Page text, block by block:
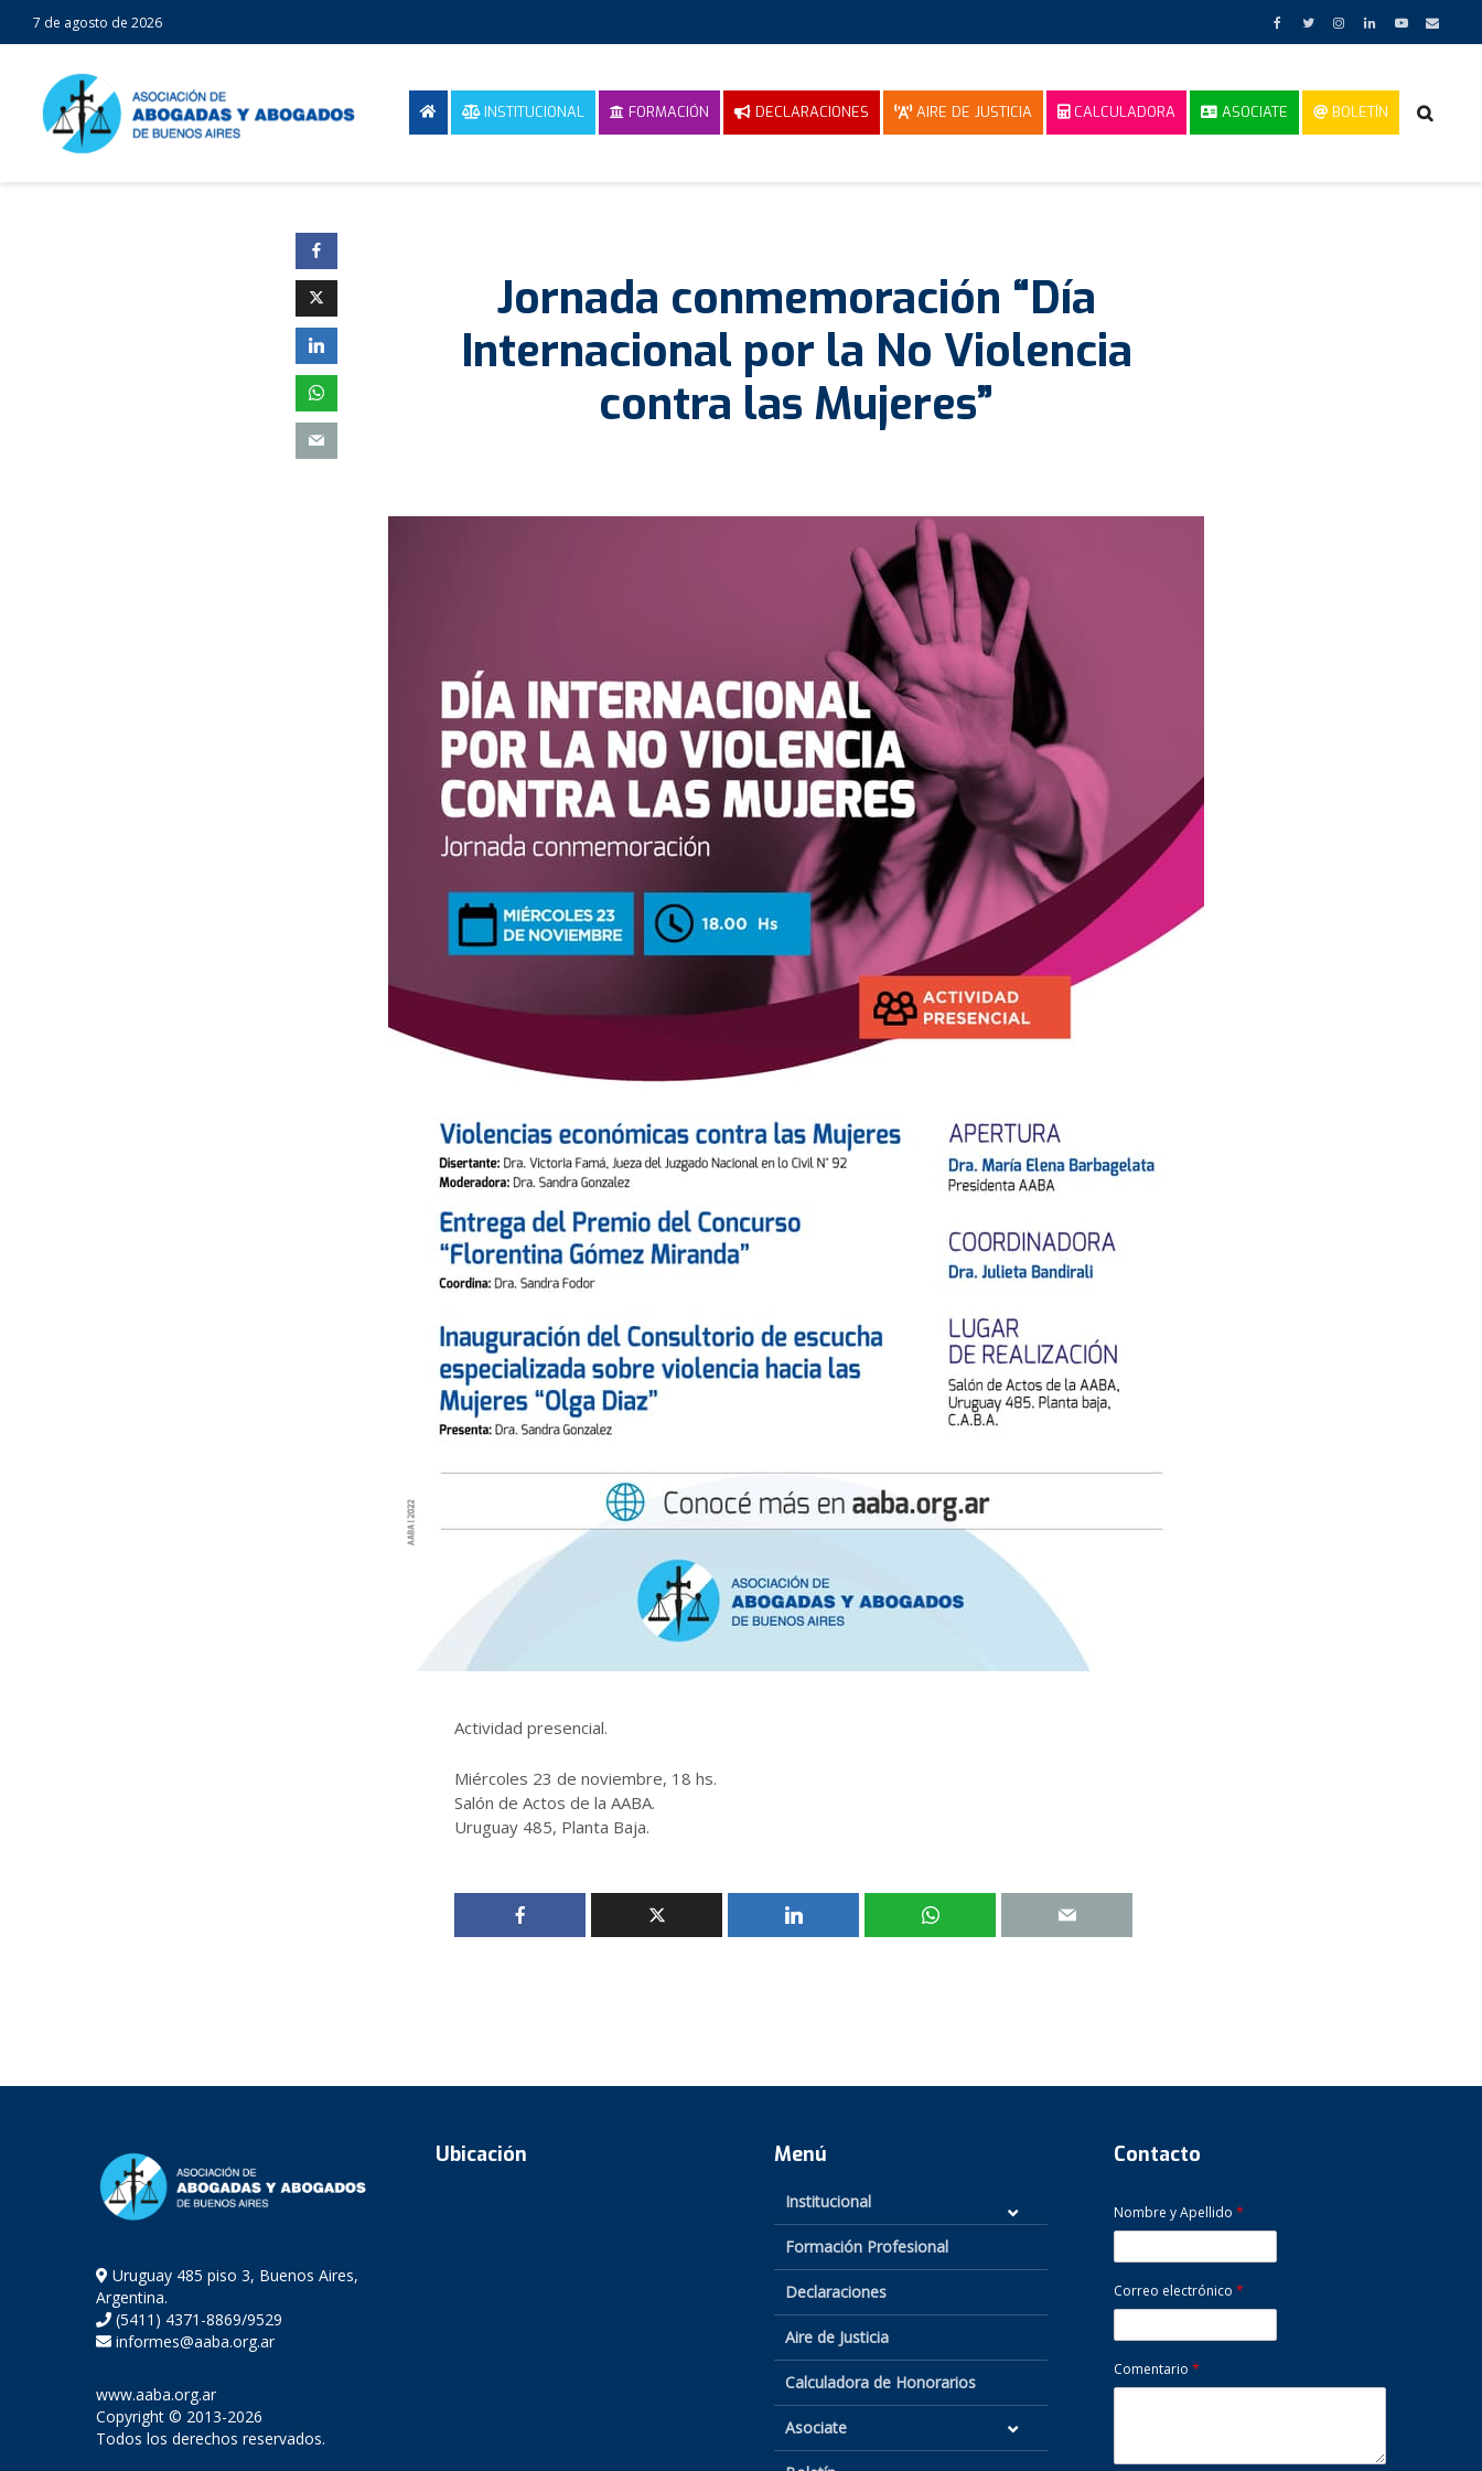
7 de agosto de 2026
INSTITUCIONAL FORMACIÓN DECLARACIONES AIRE DE JUSTICIA CALCULADORA ASOCIATE BOLETÍN
Jornada conmemoración “Día
Internacional por la No Violencia
contra las Mujeres”
Actividad presencial.
Miércoles 23 de noviembre, 18 hs.
Salón de Actos de la AABA.
Uruguay 485, Planta Baja.
Uruguay 485 piso 3, Buenos Aires,
Argentina.
(5411) 4371-8869/9529
informes@aaba.org.ar
www.aaba.org.ar
Copyright © 2013-2026
Todos los derechos reservados.
Ubicación Menú
Institucional
Formación Profesional
Declaraciones
Aire de Justicia
Calculadora de Honorarios
Asociate
Contacto
Nombre y Apellido *
Correo electrónico *
Comentario *